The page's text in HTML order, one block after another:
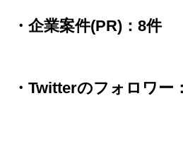
・企業案件(PR)：8件
・Twitterのフォロワー